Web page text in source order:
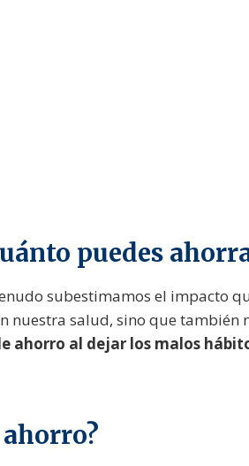
puedes
subestimamos el impacto
salud, sino que también
ahorro al dejar los malos